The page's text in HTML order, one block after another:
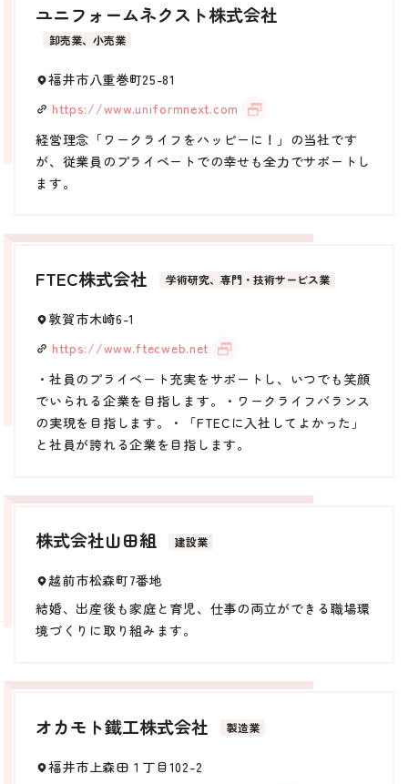
サイトマップ
ユニフォームネクスト株式会社
卸売業、小売業
福井市八重巻町25-81
https://www.uniformnext.com
経営理念「ワークライフをハッピーに！」の当社です
が、従業員のプライベートでの幸せも全力でサポートし
ます。
FTEC株式会社 学術研究、専門・技術サービス業
敦賀市木崎6-1
https://www.ftecweb.net
・社員のプライベート充実をサポートし、いつでも笑顔
でいられる企業を目指します。・ワークライフバランス
の実現を目指します。・「FTECに入社してよかった」
と社員が誇れる企業を目指します。
株式会社山田組 建設業
越前市松森町7番地
結婚、出産後も家庭と育児、仕事の両立ができる職場環
境づくりに取り組みます。
オカモト鐵工株式会社 製造業
福井市上森田１丁目102-2